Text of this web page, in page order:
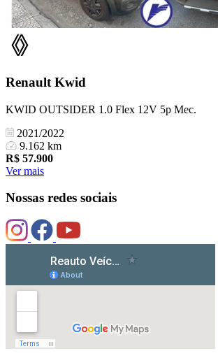
Renault Kwid
KWID OUTSIDER 1.0 Flex 12V 5p Mec.
2021/2022
9.162 km
R$ 57.900
Ver mais
Nossas redes sociais